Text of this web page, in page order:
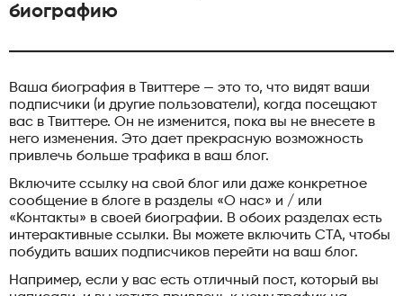
биографию
Ваша биография в Твиттере — это то, что видят ваши
подписчики (и другие пользователи), когда посещают
вас в Твиттере. Он не изменится, пока вы не внесете в
него изменения. Это дает прекрасную возможность
привлечь больше трафика в ваш блог.
Включите ссылку на свой блог или даже конкретное
сообщение в блоге в разделы «О нас» и / или
«Контакты» в своей биографии. В обоих разделах есть
интерактивные ссылки. Вы можете включить CTA, чтобы
побудить ваших подписчиков перейти на ваш блог.
Например, если у вас есть отличный пост, который вы